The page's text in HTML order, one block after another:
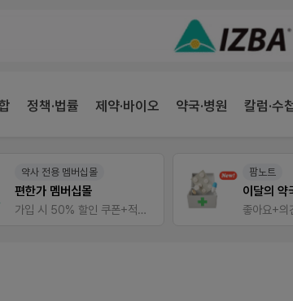
정책·법률 제약·바이오 약국·병원 칼럼·수
약사 전용 멤버십몰
편한가 멤버십몰
가입 시 50% 할인 쿠폰+적립금까지!
팜노트
이달의 약
좋아요+의